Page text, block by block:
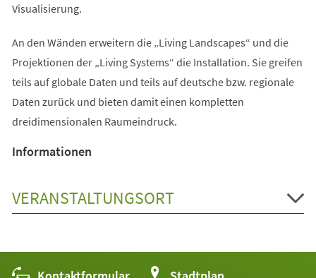
Visualisierung.
An den Wänden erweitern die „Living Landscapes“ und die
Projektionen der „Living Systems“ die Installation. Sie greifen
teils auf globale Daten und teils auf deutsche bzw. regionale
Daten zurück und bieten damit einen kompletten
dreidimensionalen Raumeindruck.
Informationen
VERANSTALTUNGSORT